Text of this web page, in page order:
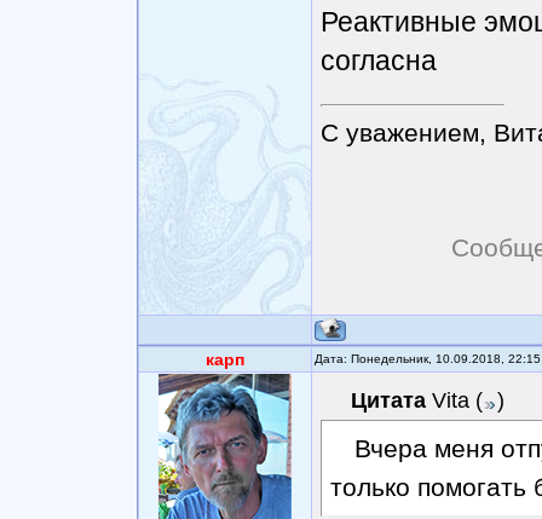
Реактивные
согласна
С уважением,
карп Дата: Понедельник, 10.09.2018,
Цитата Vita ( )
Вчера меня
только